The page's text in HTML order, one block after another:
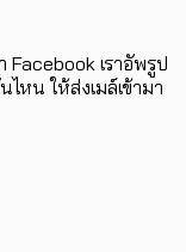
Facebook เราอัพรูป
หน ให้ส่งเมล์เข้ามา